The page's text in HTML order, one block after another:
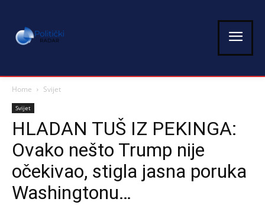
Home Svijet
Svijet
HLADAN TUŠ IZ PEKINGA:
Ovako nešto Trump nije
očekivao, stigla jasna poruka
Washingtonu…